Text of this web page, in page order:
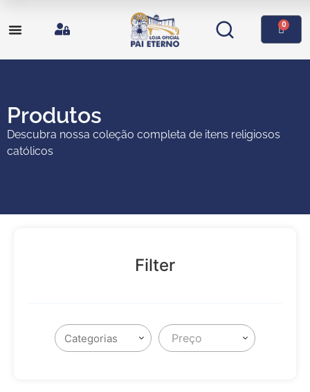
0
Produtos
Descubra nossa coleção completa de itens religiosos
católicos
Filter
Preço